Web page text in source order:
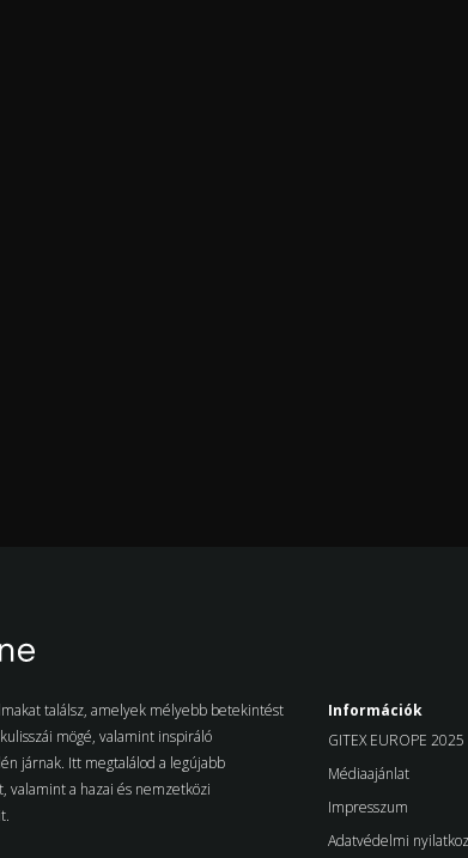
találsz, amelyek mélyebb betekintést
mögé, valamint inspiráló
járnak. Itt megtalálod a legújabb
a hazai és nemzetközi
Információk
GITEX EUROPE 2025
Médiaajánlat
Impresszum
Adatvédelmi